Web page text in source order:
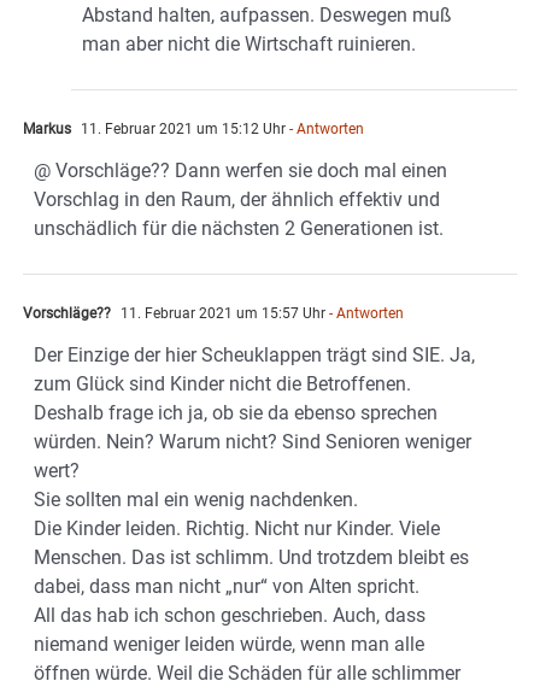
Abstand halten, aufpassen. Deswegen muß
man aber nicht die Wirtschaft ruinieren.
Markus 11. Februar 2021 um 15:12 Uhr - Antworten
@ Vorschläge?? Dann werfen sie doch mal einen
Vorschlag in den Raum, der ähnlich effektiv und
unschädlich für die nächsten 2 Generationen ist.
Vorschläge?? 11. Februar 2021 um 15:57 Uhr - Antworten
Der Einzige der hier Scheuklappen trägt sind SIE. Ja,
zum Glück sind Kinder nicht die Betroffenen.
Deshalb frage ich ja, ob sie da ebenso sprechen
würden. Nein? Warum nicht? Sind Senioren weniger
wert?
Sie sollten mal ein wenig nachdenken.
Die Kinder leiden. Richtig. Nicht nur Kinder. Viele
Menschen. Das ist schlimm. Und trotzdem bleibt es
dabei, dass man nicht „nur“ von Alten spricht.
All das hab ich schon geschrieben. Auch, dass
niemand weniger leiden würde, wenn man alle
öffnen würde. Weil die Schäden für alle schlimmer